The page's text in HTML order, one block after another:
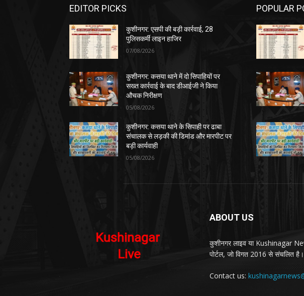
EDITOR PICKS
कुशीनगर: एसपी की बड़ी कार्रवाई, 28
पुलिसकर्मी लाइन हाजिर
07/08/2026
कुशीनगर: कसया थाने में दो सिपाहियों पर
सख्त कार्रवाई के बाद डीआईजी ने किया
औचक निरीक्षण
05/08/2026
कुशीनगर: कसया थाने के सिपाही पर ढाबा
संचालक से लड़की की डिमांड और मारपीट पर
बड़ी कार्यवाही
05/08/2026
POPULAR
ABOUT US
कुशीनगर लाइव या Kushinagar
पोर्टल, जो विगत 2016 से संचलित है।
Contact us: